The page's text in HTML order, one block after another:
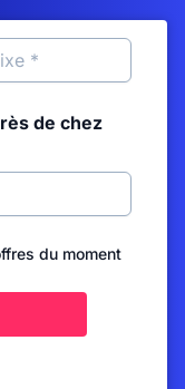
de chez
du moment